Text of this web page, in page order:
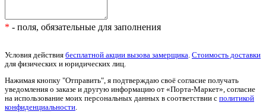
* - поля, обязательные для заполнения
Условия действия бесплатной акции вызова замерщика Стоимость доставки
для физических и юридических лиц.
Нажимая кнопку "Отправить", я подтверждаю своё согласие получать
уведомления о заказе и другую информацию от «Порта-Маркет», согласие
на использование моих персональных данных в соответствии с политикой
конфиденциальности